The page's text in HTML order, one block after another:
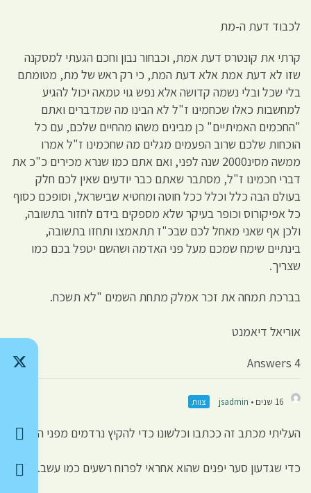
לכבוד דעת ה-מת
קרתי את קונטרס דעת אמת, וכבחור נבון וחכם הגעתי למסקנה
שזו לא דעת אמת אלא דעת המת, כי רק ראש של מת, מטומתם
בלי שכל ובלי נשמה קדושה אלא נפש גוי טמאה יכול להגיע
למחשבות כאלו שכחמינו ז"ל לא הבינו מה שמדברים ואתם
"החכמים האמיתיים" כן מבינים משהו מהחיים שלכם, עם כל
הוכחות שלכם שרוב הפעמים מגלים מה שחכמינו ז"ל אמרו
ממשה מסינ2000 שנה לפני, ואם אתם כמו שנרא מכירים כ"כ את
דברי חכמינו ז"ל, מסתבר שאתם כבר יודעים שאין לכם חלק
בעולם הבה כלל וכלל ככל חוטה ומחטיא שבישראל, וסופכם כסוף
כל אפיקורוס וכופר בעיקר שלא מספקים בידם לחזור בתשובה,
ולכן אף שאני מאחל לכם שבכ"ז תתאמצו ותחזו בתשובה,
בינתיים שימח שמכם מעל פני האדמה ושהשם יטפל בכם כמו
שצריך.
בברכת תמחה את זכר אמלק מתחת השמים "לא תשכח.
אוריאל דיאמנט
4 Answers
16 שנים • jsadmin צוות
העליתי מכתב זה ככתבו וכלשונו כדי להקיץ נרדמים מפני הבאות.
כדי שגדעון סער יפנים שהוא אחראי לפרוח רשעים כמו עשב.